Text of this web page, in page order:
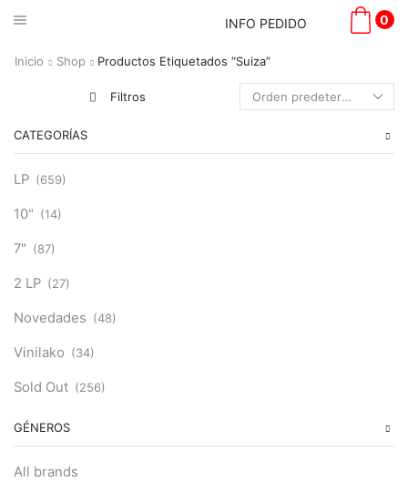
INFO PEDIDO 0
Inicio Shop Productos Etiquetados “Suiza”
Filtros
CATEGORÍAS
LP (659)
10" (14)
7" (87)
2 LP (27)
Novedades (48)
Vinilako (34)
Sold Out (256)
GÉNEROS
All brands